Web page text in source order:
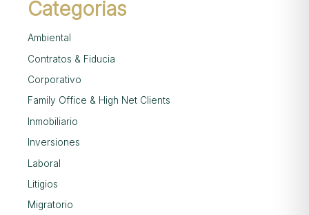
Categorias
Ambiental
Contratos & Fiducia
Corporativo
Family Office & High Net Clients
Inmobiliario
Inversiones
Laboral
Litigios
Migratorio